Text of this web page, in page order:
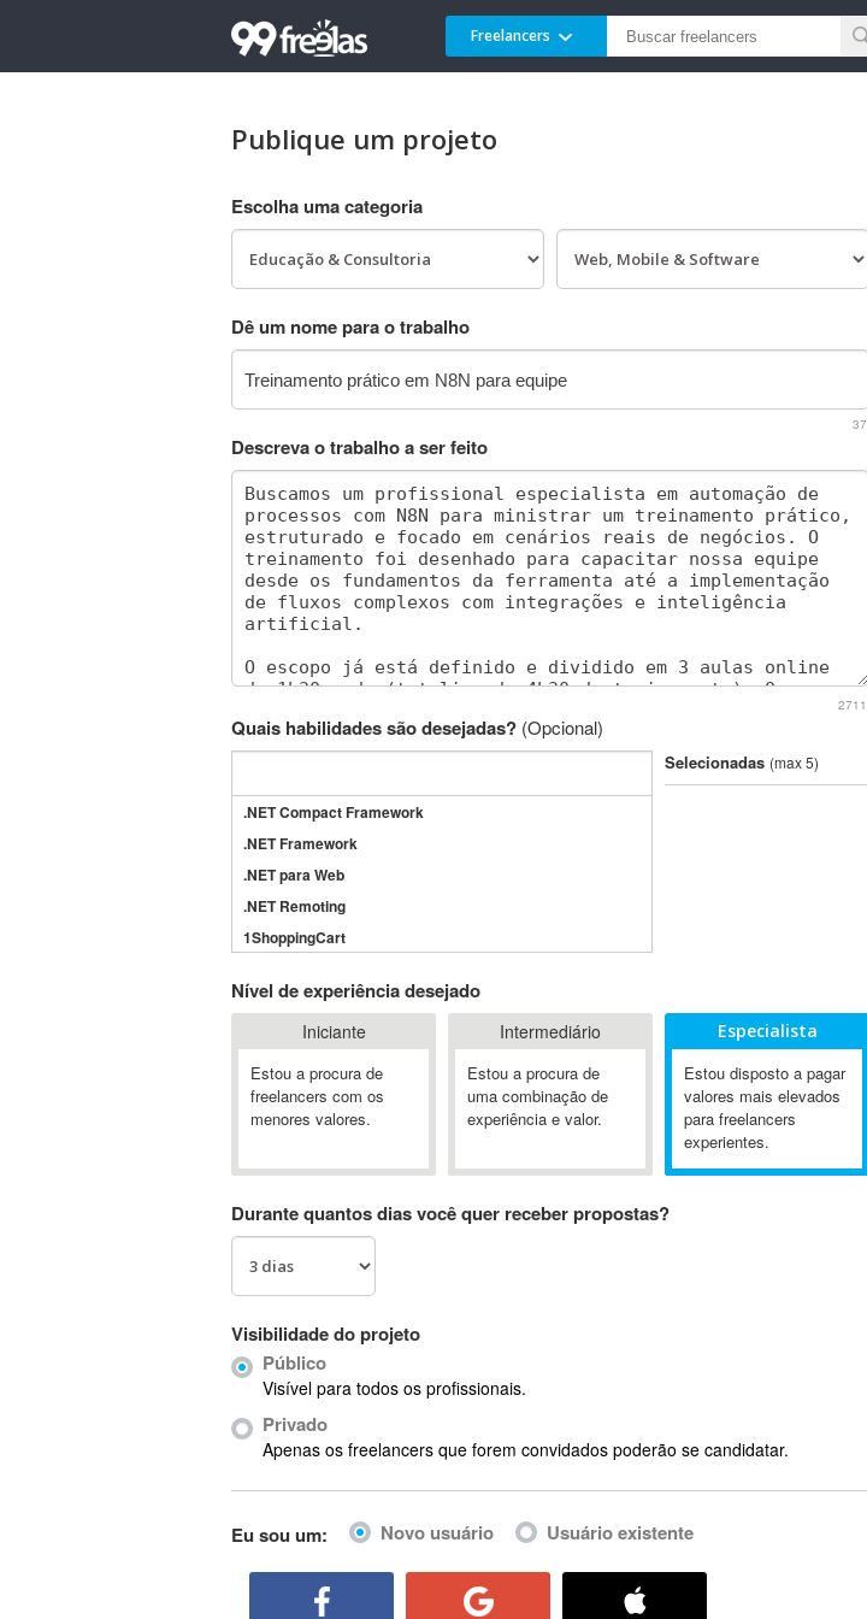
Freelancers
Publique um projeto
Escolha uma categoria
Dê um nome para o trabalho
37
Descreva o trabalho a ser feito
2711
Quais habilidades são desejadas? (Opcional)
.NET Compact Framework
.NET Framework
.NET para Web
.NET Remoting
1ShoppingCart
3GSM
4D Dimension
802.11
A&P
A-GPS
Ab Initio
ABIS
AbleCommerce
Ableton Live
Abstract Window Toolkit (AWT)
Selecionadas (max 5)
Nível de experiência desejado
Iniciante
Estou a procura de
freelancers com os
menores valores.
Intermediário
Estou a procura de
uma combinação de
experiência e valor.
Especialista
Estou disposto a pagar
valores mais elevados
para freelancers
experientes.
Durante quantos dias você quer receber propostas?
Visibilidade do projeto
Público
Visível para todos os profissionais.
Privado
Apenas os freelancers que forem convidados poderão se candidatar.
Eu sou um: Novo usuário Usuário existente